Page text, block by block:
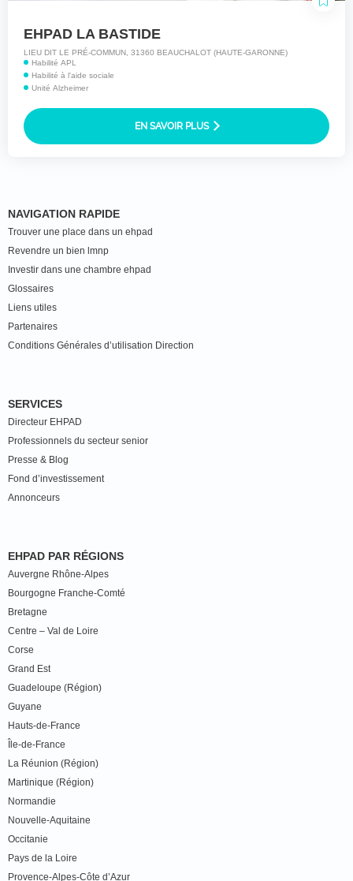
EHPAD LA BASTIDE
LIEU DIT LE PRÉ-COMMUN, 31360 BEAUCHALOT (HAUTE-GARONNE)
Habilité APL
Habilité à l'aide sociale
Unité Alzheimer
EN SAVOIR PLUS
NAVIGATION RAPIDE
Trouver une place dans un ehpad
Revendre un bien lmnp
Investir dans une chambre ehpad
Glossaires
Liens utiles
Partenaires
Conditions Générales d’utilisation Direction
SERVICES
Directeur EHPAD
Professionnels du secteur senior
Presse & Blog
Fond d’investissement
Annonceurs
EHPAD PAR RÉGIONS
Auvergne Rhône-Alpes
Bourgogne Franche-Comté
Bretagne
Centre – Val de Loire
Corse
Grand Est
Guadeloupe (Région)
Guyane
Hauts-de-France
Île-de-France
La Réunion (Région)
Martinique (Région)
Normandie
Nouvelle-Aquitaine
Occitanie
Pays de la Loire
Provence-Alpes-Côte d’Azur